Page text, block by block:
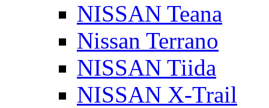
NISSAN Teana
Nissan Terrano
NISSAN Tiida
NISSAN X-Trail